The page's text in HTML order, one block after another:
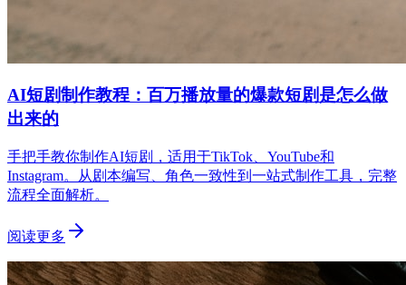
AI短剧制作教程：百万播放量的爆款短剧是怎么做
出来的
手把手教你制作AI短剧，适用于TikTok、YouTube和
Instagram。从剧本编写、角色一致性到一站式制作工具，完整
流程全面解析。
阅读更多